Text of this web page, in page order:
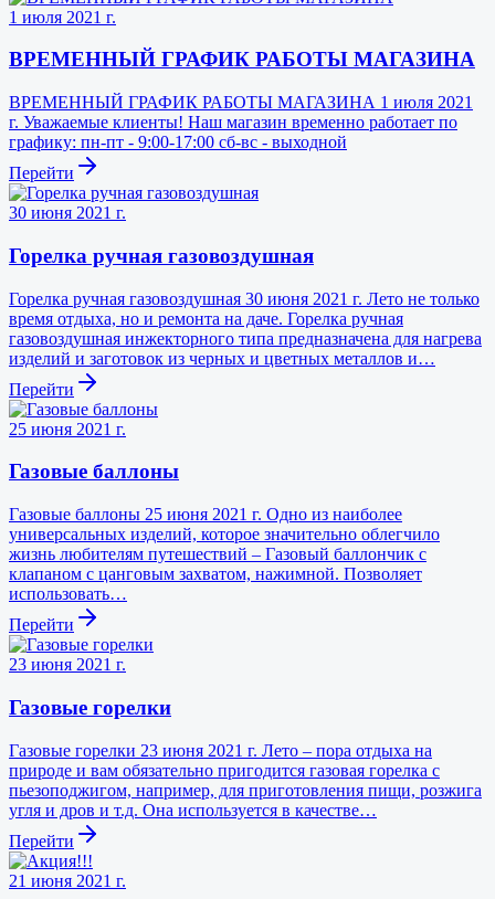
1 июля 2021 г.
ВРЕМЕННЫЙ ГРАФИК РАБОТЫ МАГАЗИНА
ВРЕМЕННЫЙ ГРАФИК РАБОТЫ МАГАЗИНА 1 июля 2021
г. Уважаемые клиенты! Наш магазин временно работает по
графику: пн-пт - 9:00-17:00 сб-вс - выходной
Перейти
30 июня 2021 г.
Горелка ручная газовоздушная
Горелка ручная газовоздушная 30 июня 2021 г. Лето не только
время отдыха, но и ремонта на даче. Горелка ручная
газовоздушная инжекторного типа предназначена для нагрева
изделий и заготовок из черных и цветных металлов и…
Перейти
25 июня 2021 г.
Газовые баллоны
Газовые баллоны 25 июня 2021 г. Одно из наиболее
универсальных изделий, которое значительно облегчило
жизнь любителям путешествий – Газовый баллончик с
клапаном с цанговым захватом, нажимной. Позволяет
использовать…
Перейти
23 июня 2021 г.
Газовые горелки
Газовые горелки 23 июня 2021 г. Лето – пора отдыха на
природе и вам обязательно пригодится газовая горелка с
пьезоподжигом, например, для приготовления пищи, розжига
угля и дров и т.д. Она используется в качестве…
Перейти
21 июня 2021 г.